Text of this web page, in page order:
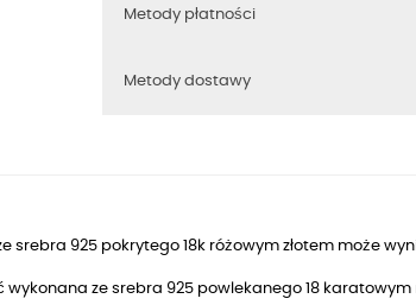
Metody płatności
Metody dostawy
srebra 925 pokrytego 18k różowym złotem może
wykonana ze srebra 925 powlekanego 18 karatowym